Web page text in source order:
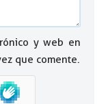
y web en
que comente.